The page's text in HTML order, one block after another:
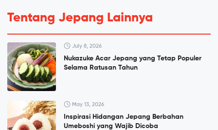
Tentang Jepang Lainnya
July 8, 2026
Nukazuke Acar Jepang yang Tetap Populer
Selama Ratusan Tahun
May 13, 2026
Inspirasi Hidangan Jepang Berbahan
Umeboshi yang Wajib Dicoba